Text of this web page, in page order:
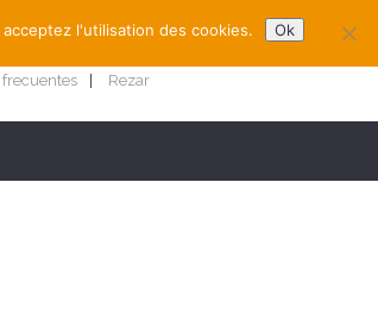
Rezar
l'utilisation des cookies. Ok